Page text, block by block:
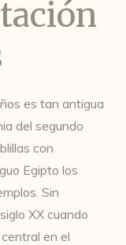
es tan antigua
del segundo
con
Egipto los
Sin
XX cuando
en el